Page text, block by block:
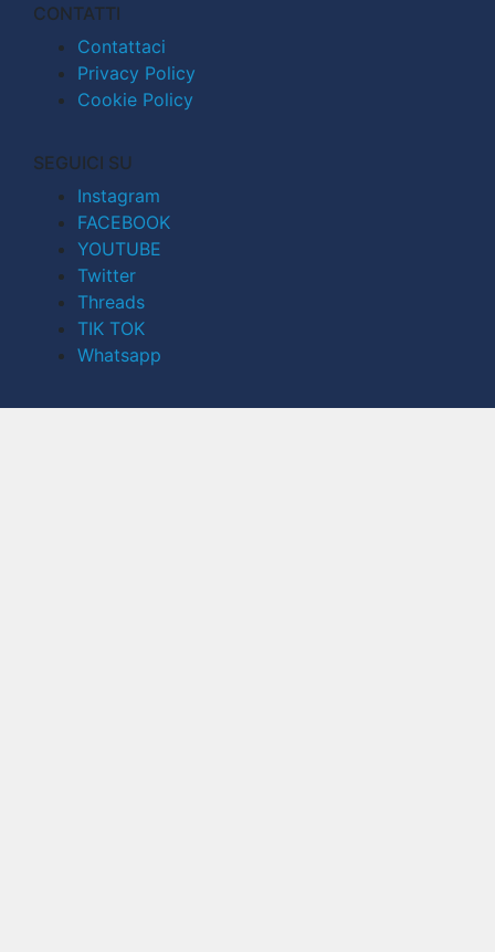
CONTATTI
Contattaci
Privacy Policy
Cookie Policy
SEGUICI SU
Instagram
FACEBOOK
YOUTUBE
Twitter
Threads
TIK TOK
Whatsapp